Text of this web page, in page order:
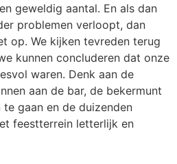
geweldig aantal. En als dan
problemen verloopt, dan
op. We kijken tevreden terug
kunnen concluderen dat onze
waren. Denk aan de
aan de bar, de bekermunt
gaan en de duizenden
feestterrein letterlijk en